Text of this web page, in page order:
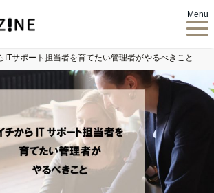
Menu
ITサポート担当者を育てたい管理者がやるべきこと